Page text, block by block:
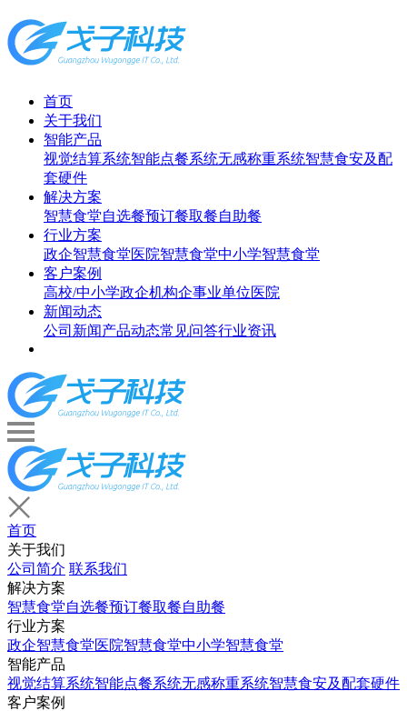
首页
关于我们
智能产品
视觉结算系统智能点餐系统无感称重系统智慧食安及配
套硬件
解决方案
智慧食堂自选餐预订餐取餐自助餐
行业方案
政企智慧食堂医院智慧食堂中小学智慧食堂
客户案例
高校/中小学政企机构企事业单位医院
新闻动态
公司新闻产品动态常见问答行业资讯
首页
关于我们
公司简介 联系我们
解决方案
智慧食堂自选餐预订餐取餐自助餐
行业方案
政企智慧食堂医院智慧食堂中小学智慧食堂
智能产品
视觉结算系统智能点餐系统无感称重系统智慧食安及配套硬件
客户案例